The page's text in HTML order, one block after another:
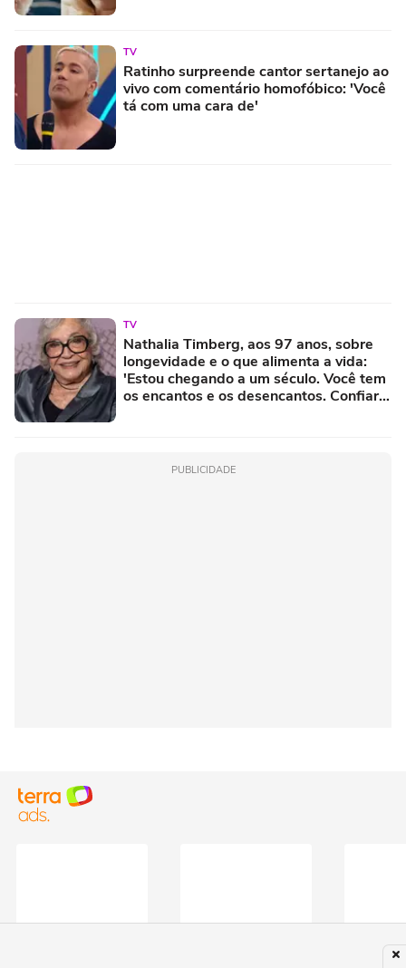
TV
Ratinho surpreende cantor sertanejo ao
vivo com comentário homofóbico: 'Você
tá com uma cara de'
TV
Nathalia Timberg, aos 97 anos, sobre
longevidade e o que alimenta a vida:
'Estou chegando a um século. Você tem
os encantos e os desencantos. Confiar
PUBLICIDADE